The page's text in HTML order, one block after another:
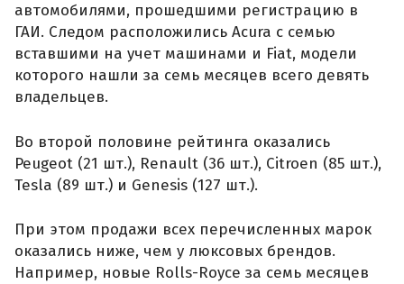
автомобилями, прошедшими регистрацию в
ГАИ. Следом расположились Acura с семью
вставшими на учет машинами и Fiat, модели
которого нашли за семь месяцев всего девять
владельцев.
Во второй половине рейтинга оказались
Peugeot (21 шт.), Renault (36 шт.), Citroen (85 шт.),
Tesla (89 шт.) и Genesis (127 шт.).
При этом продажи всех перечисленных марок
оказались ниже, чем у люксовых брендов.
Например, новые Rolls-Royce за семь месяцев